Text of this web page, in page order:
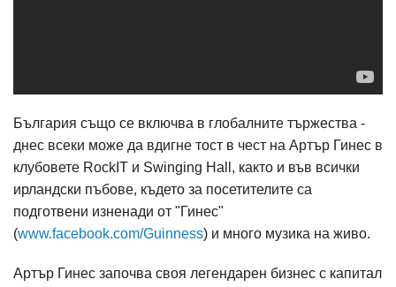
България също се включва в глобалните тържества -
днес всеки може да вдигне тост в чест на Артър Гинес в
клубовете RockIT и Swinging Hall, както и във всички
ирландски пъбове, където за посетителите са
подготвени изненади от "Гинес"
(www.facebook.com/Guinness) и много музика на живо.
Артър Гинес започва своя легендарен бизнес с капитал